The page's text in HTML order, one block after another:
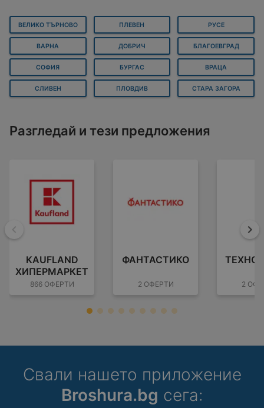
ВЕЛИКО ТЪРНОВО ПЛЕВЕН РУСЕ
ВАРНА ДОБРИЧ БЛАГОЕВГРАД
СОФИЯ БУРГАС ВРАЦА
СЛИВЕН ПЛОВДИВ СТАРА ЗАГОРА
Разгледай и тези предложения
Назад
KAUFLAND
ХИПЕРМАРКЕТ
866 ОФЕРТИ
ФАНТАСТИКО
2 ОФЕРТИ 2
Свали нашето приложение
Broshura.bg сега: